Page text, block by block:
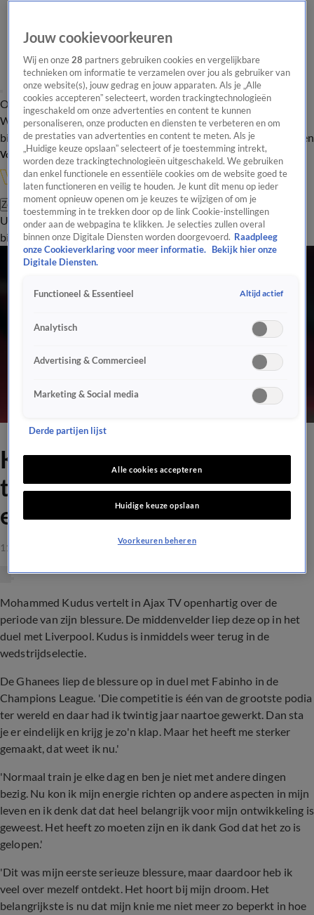
Overzicht Onze programma's Uitzendingen Onze gezichten
In de
WandelgangenInterviewsUitzending
bijwonenPodcastShopVeelgestelde vragenKijkersvraag insturen
Volg Vandaag Inside
Zoeken
UitzendingenVandaag InsideDe OranjezomerShopUitzending
bijwonen
Kudus waarschuwt
tegenstanders: 'Dan ben ik
echt een beest'
11 mrt 2021, 13:57
Mohammed Kudus vertelt in Ajax TV openhartig over de
periode van zijn blessure. De middenvelder liep deze op in het
duel met Liverpool. Kudus is inmiddels weer terug in de
wedstrijdselectie.
De Ghanees liep de blessure op in duel met Fabinho in de
Champions League. 'Die competitie is één van de grootste podia
ter wereld en daar had ik twintig jaar naartoe gewerkt. Dan sta
je er eindelijk en krijg je zo'n klap. Maar het heeft me sterker
gemaakt, dat weet ik nu.'
'Normaal train je elke dag en ben je niet met andere dingen
bezig. Nu kon ik mijn energie richten op andere aspecten in mijn
leven en ik denk dat dat heel belangrijk voor mijn ontwikkeling is
geweest. Het heeft zo moeten zijn en ik dank God dat het zo is
gelopen.'
'Dit was mijn eerste serieuze blessure, maar daardoor heb ik
veel over mezelf ontdekt. Het hoort bij mijn droom. Het
belangrijkste is nu dat mijn knie me niet meer zo beperkt in hoe
Jouw cookievoorkeuren
Wij en onze28 partners gebruiken cookies en vergelijkbare
technieken om informatie te verzamelen over jou als gebruiker van
onze website(s), jouw gedrag en jouw apparaten. Als je „Alle
cookies accepteren” selecteert, worden trackingtechnologieën
ingeschakeld om onze advertenties en content te kunnen
personaliseren, onze producten en diensten te verbeteren en om
de prestaties van advertenties en content te meten. Als je
„Huidige keuze opslaan” selecteert of je toestemming intrekt,
worden deze trackingtechnologieën uitgeschakeld. We gebruiken
dan enkel functionele en essentiële cookies om de website goed te
laten functioneren en veilig te houden. Je kunt dit menu op ieder
moment opnieuw openen om je keuzes te wijzigen of om je
toestemming in te trekken door op de link Cookie-instellingen
onder aan de webpagina te klikken. Je selecties zullen overal
binnen onze Digitale Diensten worden doorgevoerd. Raadpleeg
onze Cookieverklaring voor meer informatie.
Bekijk hier onze
Digitale Diensten.
Functioneel & Essentieel Altijd actief
Analytisch
Advertising & Commercieel
Marketing & Social media
Derde partijen lijst
Alle cookies accepteren
Huidige keuze opslaan
Voorkeuren beheren